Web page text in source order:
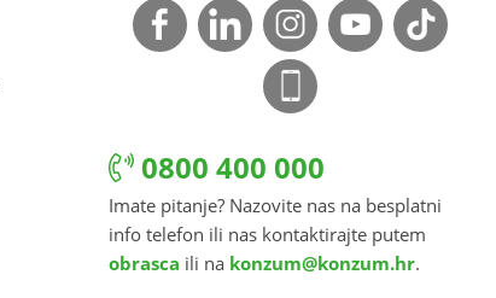
0800 400 000
Imate pitanje? Nazovite nas na besplatni
info telefon ili nas kontaktirajte putem
obrasca ili na konzum@konzum.hr.